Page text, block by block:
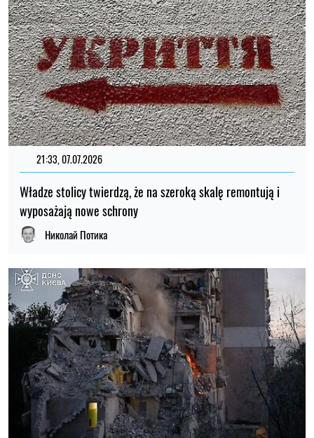
21:33, 07.07.2026
Władze stolicy twierdzą, że na szeroką skalę remontują i
wyposażają nowe schrony
Николай Потика